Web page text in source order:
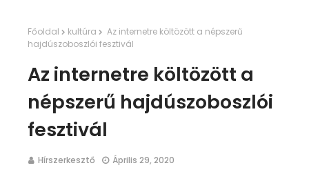
Főoldal kultúra
Az internetre költözött a népszerű
hajdúszoboszlói fesztivál
Az internetre költözött a
népszerű hajdúszoboszlói
fesztivál
Hírszerkesztő Április 29, 2020